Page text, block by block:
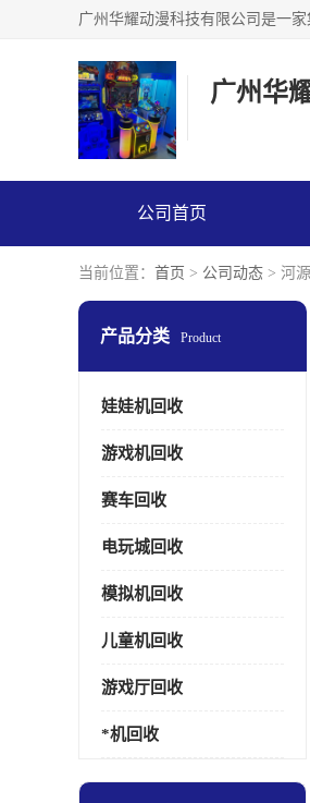
广州华
公司首页
当前位置： 首页 > 公司动态 > 河
产品分类 Product
娃娃机回收
游戏机回收
赛车回收
电玩城回收
模拟机回收
儿童机回收
游戏厅回收
*机回收